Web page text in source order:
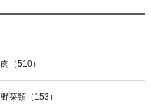
肉（510）
野菜類（153）